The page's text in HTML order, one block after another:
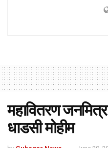
महावितरण
धाडसी मोहीम